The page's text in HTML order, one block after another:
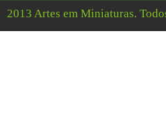
2013 Artes em Miniaturas.